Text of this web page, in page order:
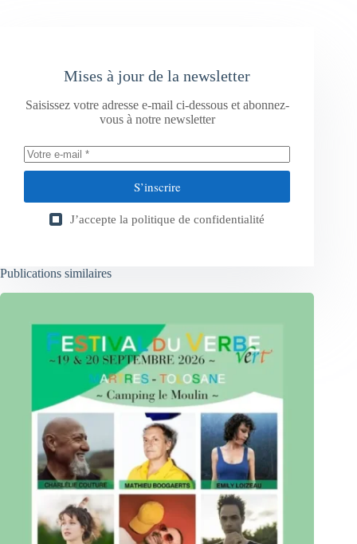
Mises à jour de la newsletter
Saisissez votre adresse e-mail ci-dessous et abonnez-
vous à notre newsletter
S’inscrire
J’accepte la politique de confidentialité
Publications similaires